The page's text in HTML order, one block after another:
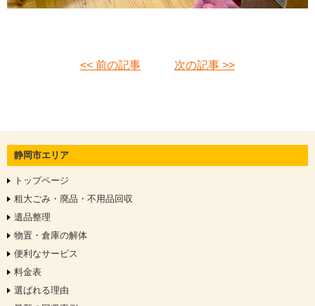
<< 前の記事 次の記事 >>
静岡市エリア
トップページ
粗大ごみ・廃品・不用品回収
遺品整理
物置・倉庫の解体
便利なサービス
料金表
選ばれる理由